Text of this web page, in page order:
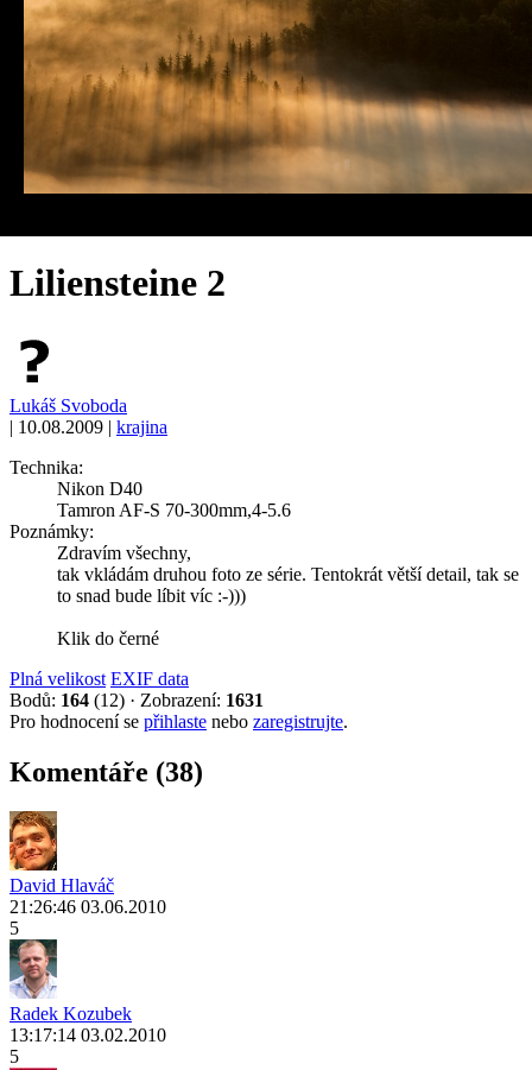
Liliensteine 2
Lukáš Svoboda
| 10.08.2009 | krajina
Technika:
Nikon D40
Tamron AF-S 70-300mm,4-5.6
Poznámky:
Zdravím všechny,
tak vkládám druhou foto ze série. Tentokrát větší detail, tak se
to snad bude líbit víc :-)))
Klik do černé
Plná velikost EXIF data
Bodů: 164 (12) · Zobrazení: 1631
Pro hodnocení se přihlaste nebo zaregistrujte.
Komentáře (38)
David Hlaváč
21:26:46 03.06.2010
5
Radek Kozubek
13:17:14 03.02.2010
5